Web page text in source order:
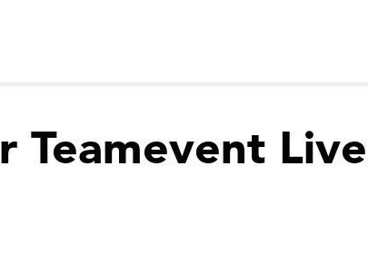
Teamevent